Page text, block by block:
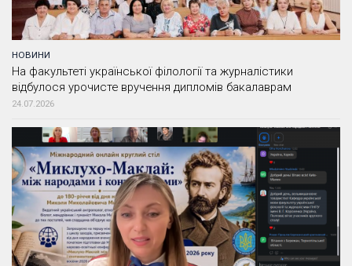
НОВИНИ
На факультеті української філології та журналістики
відбулося урочисте вручення дипломів бакалаврам
24.07.2026